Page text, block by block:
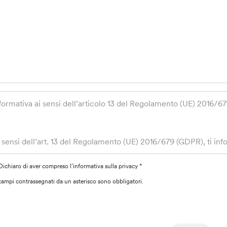
ai sensi dell’articolo 13 del Regolamento (UE) 2016/
dell’art. 13 del Regolamento (UE) 2016/679 (GDPR), ti
forniti, saranno trattati da Banca Popolare Etica
7 Titolare del trattamento, per dare seguito alla tua
la suddetta finalità si basa sulla necessità di dare corretta
di aver compreso l’informativa sulla privacy *
contrassegnati da un asterisco sono obbligatori.